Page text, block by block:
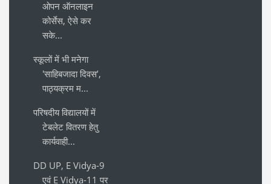
ओपन ऑनलाइन
कोर्सेस, ऐसे कर
सके...
स्कूलों में भी मनेगा
'साहिबजादा दिवस’,
पाठ्यक्रम म...
परिषदीय विद्यालयों में
टेबलेट वितरण हेतु
कार्यवाही...
DD UP, E Vidya-9
एवं E Vidya-11 पर